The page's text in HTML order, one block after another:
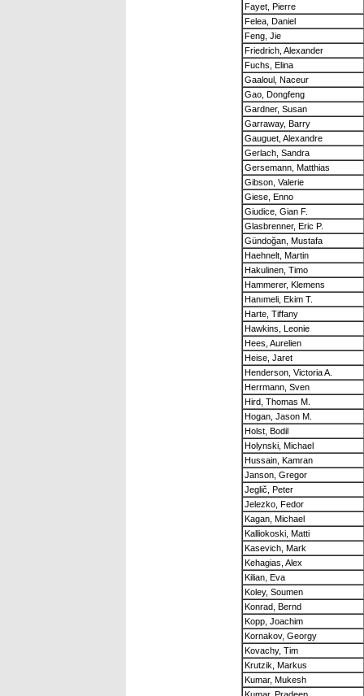
Fayet, Pierre
Felea, Daniel
Feng, Jie
Friedrich, Alexander
Fuchs, Elina
Gaaloul, Naceur
Gao, Dongfeng
Gardner, Susan
Garraway, Barry
Gauguet, Alexandre
Gerlach, Sandra
Gersemann, Matthias
Gibson, Valerie
Giese, Enno
Giudice, Gian F.
Glasbrenner, Eric P.
Gündoğan, Mustafa
Haehnelt, Martin
Hakulinen, Timo
Hammerer, Klemens
Hanımeli, Ekim T.
Harte, Tiffany
Hawkins, Leonie
Hees, Aurelien
Heise, Jaret
Henderson, Victoria A.
Herrmann, Sven
Hird, Thomas M.
Hogan, Jason M.
Holst, Bodil
Holynski, Michael
Hussain, Kamran
Janson, Gregor
Jeglič, Peter
Jelezko, Fedor
Kagan, Michael
Kalliokoski, Matti
Kasevich, Mark
Kehagias, Alex
Kilian, Eva
Koley, Soumen
Konrad, Bernd
Kopp, Joachim
Kornakov, Georgy
Kovachy, Tim
Krutzik, Markus
Kumar, Mukesh